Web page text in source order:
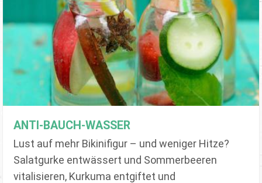
ANTI-BAUCH-WASSER
Lust auf mehr Bikinifigur – und weniger Hitze?
Salatgurke entwässert und Sommerbeeren
vitalisieren, Kurkuma entgiftet und